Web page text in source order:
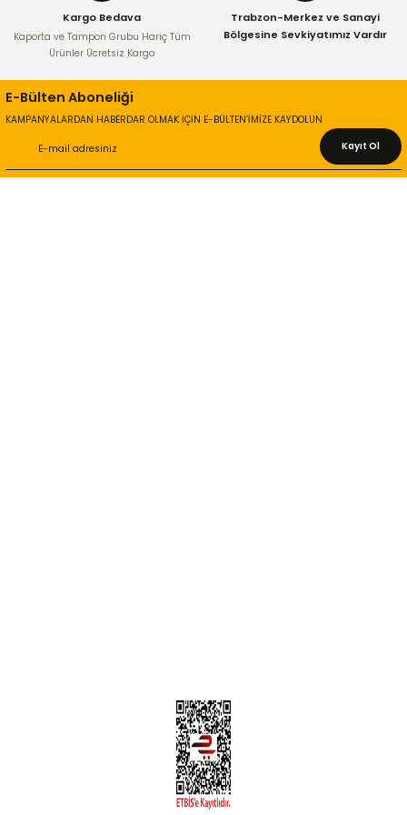
Kargo Bedava
Kaporta ve Tampon Grubu Hariç Tüm
Ürünler Ücretsiz Kargo
Trabzon-Merkez ve Sanayi
Bölgesine Sevkiyatımız Vardır
E-Bülten Aboneliği
KAMPANYALARDAN HABERDAR OLMAK İÇİN E-BÜLTEN’İMİZE KAYDOLUN
Kayıt Ol